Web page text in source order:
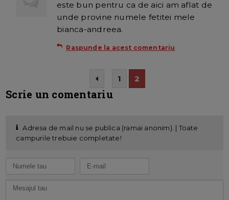
este bun pentru ca de aici am aflat de
unde provine numele fetitei mele
bianca-andreea.
Raspunde la acest comentariu
1 2
Scrie un comentariu
Adresa de mail nu se publica (ramai anonim). | Toate
campurile trebuie completate!